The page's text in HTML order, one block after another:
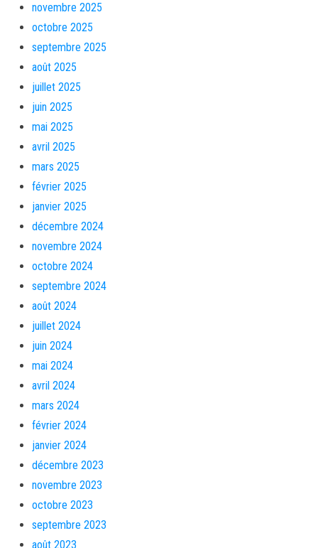
novembre 2025
octobre 2025
septembre 2025
août 2025
juillet 2025
juin 2025
mai 2025
avril 2025
mars 2025
février 2025
janvier 2025
décembre 2024
novembre 2024
octobre 2024
septembre 2024
août 2024
juillet 2024
juin 2024
mai 2024
avril 2024
mars 2024
février 2024
janvier 2024
décembre 2023
novembre 2023
octobre 2023
septembre 2023
août 2023